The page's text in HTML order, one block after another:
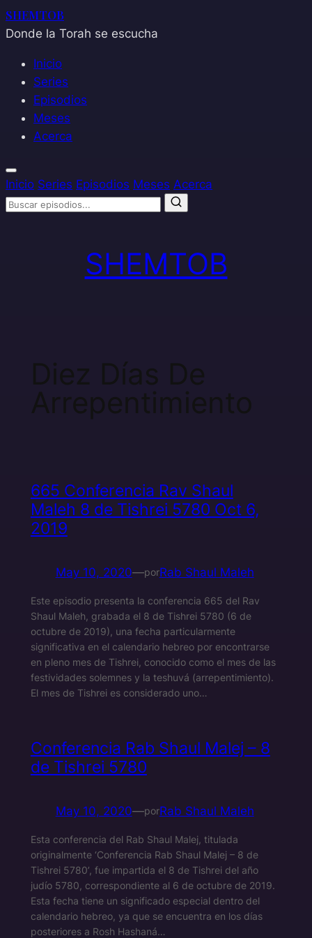
SHEMTOB
Donde la Torah se escucha
Inicio
Series
Episodios
Meses
Acerca
Inicio Series Episodios Meses Acerca
SHEMTOB
Diez Días De
Arrepentimiento
665 Conferencia Rav Shaul
Maleh 8 de Tishrei 5780 Oct 6,
2019
May 10, 2020—porRab Shaul Maleh
Este episodio presenta la conferencia 665 del Rav
Shaul Maleh, grabada el 8 de Tishrei 5780 (6 de
octubre de 2019), una fecha particularmente
significativa en el calendario hebreo por encontrarse
en pleno mes de Tishrei, conocido como el mes de las
festividades solemnes y la teshuvá (arrepentimiento).
El mes de Tishrei es considerado uno…
Conferencia Rab Shaul Malej – 8
de Tishrei 5780
May 10, 2020—porRab Shaul Maleh
Esta conferencia del Rab Shaul Malej, titulada
originalmente ‘Conferencia Rab Shaul Malej – 8 de
Tishrei 5780’, fue impartida el 8 de Tishrei del año
judío 5780, correspondiente al 6 de octubre de 2019.
Esta fecha tiene un significado especial dentro del
calendario hebreo, ya que se encuentra en los días
posteriores a Rosh Hashaná…